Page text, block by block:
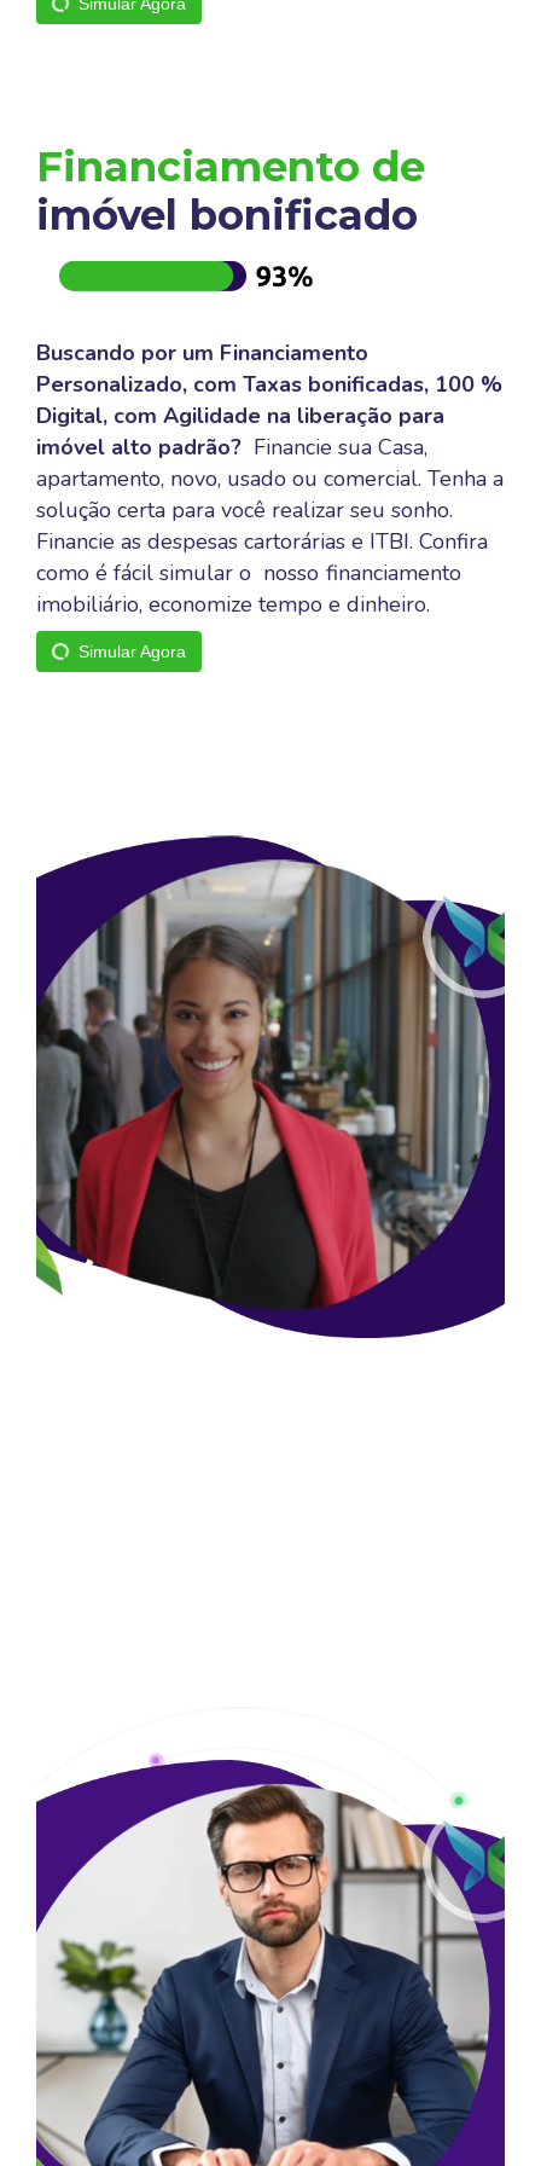
Simular Agora
Financiamento de
imóvel bonificado
Buscando por um Financiamento
Personalizado, com Taxas bonificadas, 100 %
Digital, com Agilidade na liberação para
imóvel alto padrão? Financie sua Casa,
apartamento, novo, usado ou comercial. Tenha a
solução certa para você realizar seu sonho.
Financie as despesas cartorárias e ITBI. Confira
como é fácil simular o nosso financiamento
imobiliário, economize tempo e dinheiro.
Simular Agora